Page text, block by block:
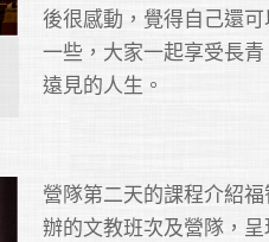
後很感動，覺得自己還
一些，大家一起享受長
遠見的人生。
營隊第二天的課程介紹
辦的文教班次及營隊，